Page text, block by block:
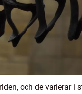
och de varierar